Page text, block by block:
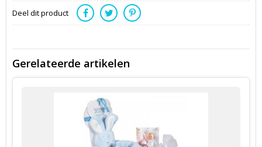
Deel dit product
Gerelateerde artikelen